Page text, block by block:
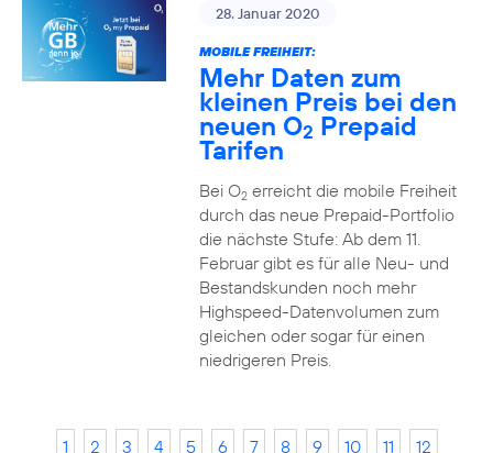
28. Januar 2020
MOBILE FREIHEIT:
Mehr Daten zum
kleinen Preis bei den
neuen O2 Prepaid
Tarifen
Bei O2erreicht die mobile Freiheit
durch das neue Prepaid-Portfolio
die nächste Stufe: Ab dem 11.
Februar gibt es für alle Neu- und
Bestandskunden noch mehr
Highspeed-Datenvolumen zum
gleichen oder sogar für einen
niedrigeren Preis.
1 2 3 4 5 6 7 8 9 10 11
12